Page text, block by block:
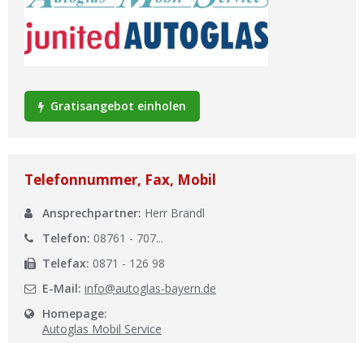
Lexikon
Ist Ihre Werkstatt schon dabei?
Werkstatt Login
Gratisangebot einholen
Telefonnummer, Fax, Mobil
Ansprechpartner: Herr Brandl
Telefon: 08761 - 707...
Telefax: 0871 - 126 98
E-Mail: info@autoglas-bayern.de
Homepage:
Autoglas Mobil Service